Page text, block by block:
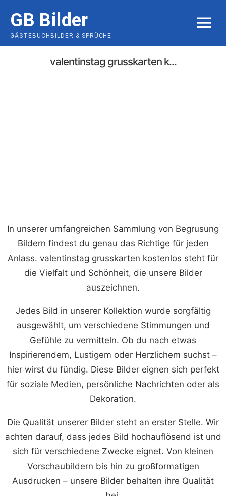
content
GB Bilder
GÄSTEBUCHBILDER & SPRÜCHE
MENU
valentinstag grusskarten k...
In unserer umfangreichen Sammlung von Begrusung
Bildern findest du genau das Richtige für jeden
Anlass. valentinstag grusskarten kostenlos steht für
die Vielfalt und Schönheit, die unsere Bilder
auszeichnen.
Jedes Bild in unserer Kollektion wurde sorgfältig
ausgewählt, um verschiedene Stimmungen und
Gefühle zu vermitteln. Ob du nach etwas
Inspirierendem, Lustigem oder Herzlichem suchst –
hier wirst du fündig. Diese Bilder eignen sich perfekt
für soziale Medien, persönliche Nachrichten oder als
Dekoration.
Die Qualität unserer Bilder steht an erster Stelle. Wir
achten darauf, dass jedes Bild hochauflösend ist und
sich für verschiedene Zwecke eignet. Von kleinen
Vorschaubildern bis hin zu großformatigen
Ausdrucken – unsere Bilder behalten ihre Qualität